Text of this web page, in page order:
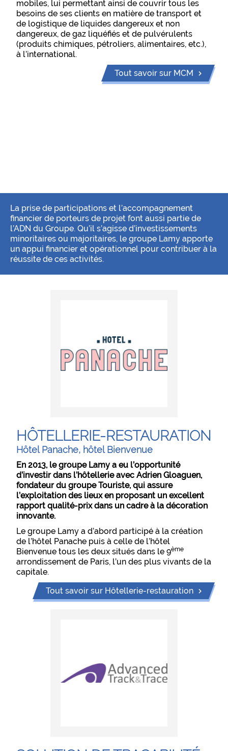
mobiles, lui permettant ainsi de couvrir tous les
besoins de ses clients en matière de transport et
de logistique de liquides dangereux et non
dangereux, de gaz liquéfiés et de pulvérulents
(produits chimiques, pétroliers, alimentaires, etc.),
à l’international.
Tout savoir sur MCM
La prise de participations et l’accompagnement
financier de porteurs de projet font aussi partie de
l’ADN du Groupe. Qu’il s’agisse d’investissements
minoritaires ou majoritaires, le groupe Lamy apporte
un appui financier et opérationnel pour contribuer à la
réussite de ces activités.
HÔTELLERIE-RESTAURATION
Hôtel Panache, hôtel Bienvenue
En 2013, le groupe Lamy a eu l’opportunité
d’investir dans l’hôtellerie avec Adrien Gloaguen,
fondateur du groupe Touriste, qui assure
l’exploitation des lieux en proposant un excellent
rapport qualité-prix dans un cadre à la décoration
innovante.
Le groupe Lamy a d’abord participé à la création
de l’hôtel Panache puis à celle de l’hôtel
Bienvenue tous les deux situés dans le 9ème
arrondissement de Paris, l’un des plus vivants de la
capitale.
Tout savoir sur Hôtellerie-restauration